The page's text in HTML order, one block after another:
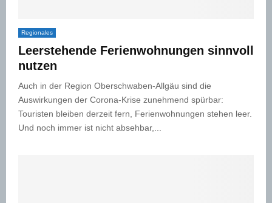
Regionales
Leerstehende Ferienwohnungen sinnvoll
nutzen
Auch in der Region Oberschwaben-Allgäu sind die
Auswirkungen der Corona-Krise zunehmend spürbar:
Touristen bleiben derzeit fern, Ferienwohnungen stehen leer.
Und noch immer ist nicht absehbar,...